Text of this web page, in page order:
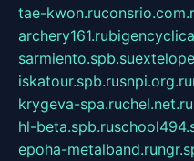
tae-kwon.ru
archery161.ru
sarmiento.spb.su
iskatour.spb.rusnpi.org.ru
krygeva-spa.ruchel.net.ru
hl-beta.spb.ru
epoha-metalband.ru